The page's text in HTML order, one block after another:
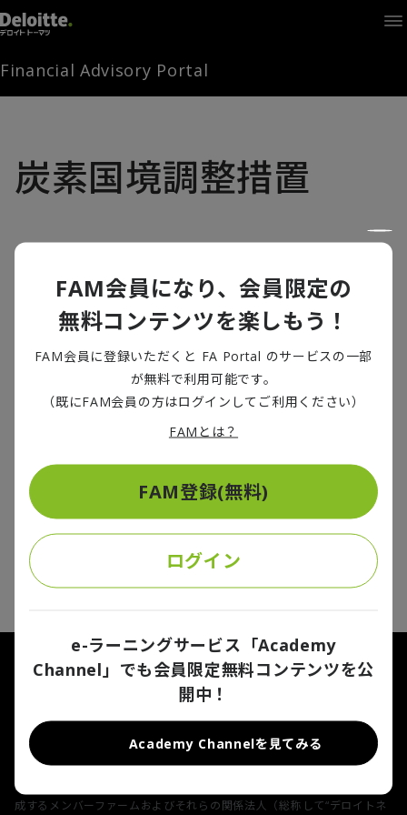
Home
Times
Channel
Library
お問い合わせ
FAMとは
FA Portal
FAM会員登録
Financial Advisory Portal
炭素国境調整措置
温暖化 ここがポイント③ 環境と貿易
米国の炭素国境調整措置を巡る動向
地球温暖化,米国,米国の温暖化対策
る国が厳しい温暖化対策を実施すると、産業の国際競争力が損なわれる
懸念がある。同等の対策が他国で講じられていなければ、その国の輸出
品が産業競争の面で相対的に不利になるからである。このような懸念に
対応するために採られている様々な措置の一つが炭素国境調整措置
（CBAM）である。具体的には、輸入品製造時の温室効果ガス（GHG）
排出を対象とした負担を通関の際に求め、競争上の不公平是正を図るも
のである。EUで2023年10月に施行されたのに続き、英国が導入を決め
た。さらに豪州でも、産業分野へのGHG排出の総量規制導入を受けて
CBAM導入が検討されている。GHG排出を規制していない米国でも、
る。成立するかどうかは読めない部分も多いが、11月の大統領選と連邦
議会選の結果次第では、議論が進展する可能性もある。一方でCBAMに
ついては、自由貿易を原則とする世界貿易機関（WTO）のルールとの整
合性に関する懸念が残っており、具体的な実施に向けた課題は多い。
1
FA Portalについて
利用規約
Cookieに関する通知
Deloitte（デロイト）とは、Deloitte Touche Tohmatsu
Limited（“Deloitte Global”）、そのグローバルネットワーク組織を構
成するメンバーファームおよびそれらの関係法人（総称して“デロイトネ
FAM会員になり、会員限定の
無料コンテンツを楽しもう！
FAM会員に登録いただくと FA Portal のサービスの一部
が無料で利用可能です。
（既にFAM会員の方はログインしてご利用ください）
FAMとは？
FAM登録(無料)
ログイン
e-ラーニングサービス「Academy
Channel」でも会員限定無料コンテンツを公
開中！
Academy Channelを見てみる